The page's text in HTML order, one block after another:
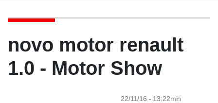
novo motor renault
1.0 - Motor Show
22/11/16 - 13:22min